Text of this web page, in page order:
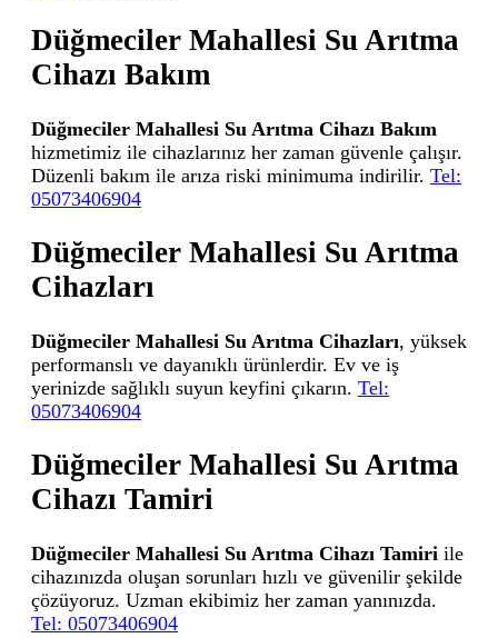
Düğmeciler Mahallesi Su Arıtma
Cihazı Bakım
Düğmeciler Mahallesi Su Arıtma Cihazı Bakım
hizmetimiz ile cihazlarınız her zaman güvenle çalışır.
Düzenli bakım ile arıza riski minimuma indirilir. Tel:
05073406904
Düğmeciler Mahallesi Su Arıtma
Cihazları
Düğmeciler Mahallesi Su Arıtma Cihazları, yüksek
performanslı ve dayanıklı ürünlerdir. Ev ve iş
yerinizde sağlıklı suyun keyfini çıkarın. Tel:
05073406904
Düğmeciler Mahallesi Su Arıtma
Cihazı Tamiri
Düğmeciler Mahallesi Su Arıtma Cihazı Tamiri ile
cihazınızda oluşan sorunları hızlı ve güvenilir şekilde
çözüyoruz. Uzman ekibimiz her zaman yanınızda.
Tel: 05073406904